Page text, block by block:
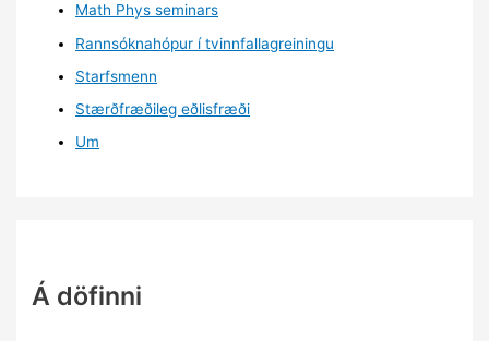
Math Phys seminars
Rannsóknahópur í tvinnfallagreiningu
Starfsmenn
Stærðfræðileg eðlisfræði
Um
Á döfinni